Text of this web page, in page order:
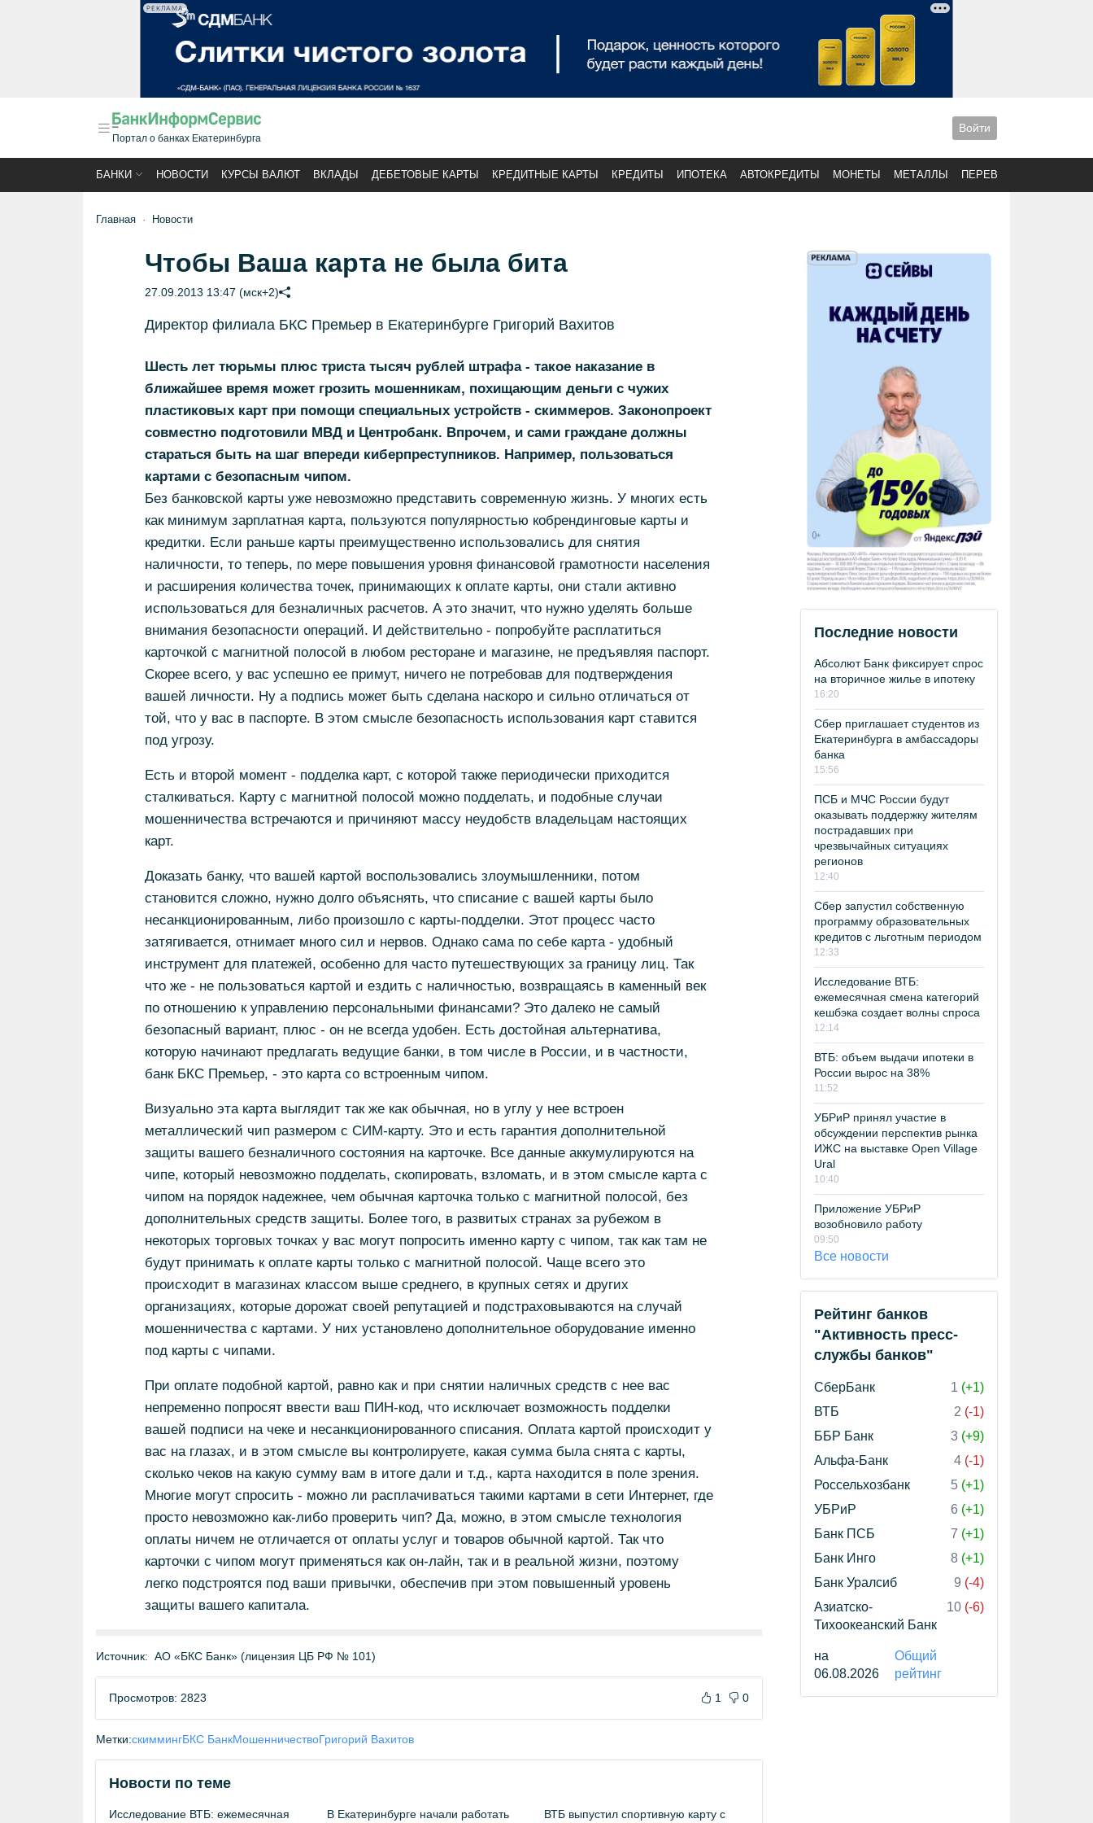
РЕКЛАМА
Портал о банках Екатеринбурга
Войти
БАНКИ НОВОСТИ КУРСЫ ВАЛЮТ ВКЛАДЫ ДЕБЕТОВЫЕ КАРТЫ КРЕДИТНЫЕ КАРТЫ КРЕДИТЫ ИПОТЕКА АВТОКРЕДИТЫ МОНЕТЫ МЕТАЛЛЫ ПЕРЕВОДЫ
Главная Новости
Чтобы Ваша карта не была бита
27.09.2013 13:47 (мск+2)
Директор филиала БКС Премьер в Екатеринбурге Григорий Вахитов
Шесть лет тюрьмы плюс триста тысяч рублей штрафа - такое наказание в
ближайшее время может грозить мошенникам, похищающим деньги с чужих
пластиковых карт при помощи специальных устройств - скиммеров. Законопроект
совместно подготовили МВД и Центробанк. Впрочем, и сами граждане должны
стараться быть на шаг впереди киберпреступников. Например, пользоваться
картами с безопасным чипом.
Без банковской карты уже невозможно представить современную жизнь. У многих есть
как минимум зарплатная карта, пользуются популярностью кобрендинговые карты и
кредитки. Если раньше карты преимущественно использовались для снятия
наличности, то теперь, по мере повышения уровня финансовой грамотности населения
и расширения количества точек, принимающих к оплате карты, они стали активно
использоваться для безналичных расчетов. А это значит, что нужно уделять больше
внимания безопасности операций. И действительно - попробуйте расплатиться
карточкой с магнитной полосой в любом ресторане и магазине, не предъявляя паспорт.
Скорее всего, у вас успешно ее примут, ничего не потребовав для подтверждения
вашей личности. Ну а подпись может быть сделана наскоро и сильно отличаться от
той, что у вас в паспорте. В этом смысле безопасность использования карт ставится
под угрозу.
Есть и второй момент - подделка карт, с которой также периодически приходится
сталкиваться. Карту с магнитной полосой можно подделать, и подобные случаи
мошенничества встречаются и причиняют массу неудобств владельцам настоящих
карт.
Доказать банку, что вашей картой воспользовались злоумышленники, потом
становится сложно, нужно долго объяснять, что списание с вашей карты было
несанкционированным, либо произошло с карты-подделки. Этот процесс часто
затягивается, отнимает много сил и нервов. Однако сама по себе карта - удобный
инструмент для платежей, особенно для часто путешествующих за границу лиц. Так
что же - не пользоваться картой и ездить с наличностью, возвращаясь в каменный век
по отношению к управлению персональными финансами? Это далеко не самый
безопасный вариант, плюс - он не всегда удобен. Есть достойная альтернатива,
которую начинают предлагать ведущие банки, в том числе в России, и в частности,
банк БКС Премьер, - это карта со встроенным чипом.
Визуально эта карта выглядит так же как обычная, но в углу у нее встроен
металлический чип размером с СИМ-карту. Это и есть гарантия дополнительной
защиты вашего безналичного состояния на карточке. Все данные аккумулируются на
чипе, который невозможно подделать, скопировать, взломать, и в этом смысле карта с
чипом на порядок надежнее, чем обычная карточка только с магнитной полосой, без
дополнительных средств защиты. Более того, в развитых странах за рубежом в
некоторых торговых точках у вас могут попросить именно карту с чипом, так как там не
будут принимать к оплате карты только с магнитной полосой. Чаще всего это
происходит в магазинах классом выше среднего, в крупных сетях и других
организациях, которые дорожат своей репутацией и подстраховываются на случай
мошенничества с картами. У них установлено дополнительное оборудование именно
под карты с чипами.
При оплате подобной картой, равно как и при снятии наличных средств с нее вас
непременно попросят ввести ваш ПИН-код, что исключает возможность подделки
вашей подписи на чеке и несанкционированного списания. Оплата картой происходит у
вас на глазах, и в этом смысле вы контролируете, какая сумма была снята с карты,
сколько чеков на какую сумму вам в итоге дали и т.д., карта находится в поле зрения.
Многие могут спросить - можно ли расплачиваться такими картами в сети Интернет, где
просто невозможно как-либо проверить чип? Да, можно, в этом смысле технология
оплаты ничем не отличается от оплаты услуг и товаров обычной картой. Так что
карточки с чипом могут применяться как он-лайн, так и в реальной жизни, поэтому
легко подстроятся под ваши привычки, обеспечив при этом повышенный уровень
защиты вашего капитала.
Источник: АО «БКС Банк» (лицензия ЦБ РФ № 101)
Просмотров: 2823 1 0
Метки:скиммингБКС БанкМошенничествоГригорий Вахитов
Новости по теме
Исследование ВТБ: ежемесячная В Екатеринбурге начали работать ВТБ выпустил спортивную карту с
Последние новости
Абсолют Банк фиксирует спрос
на вторичное жилье в ипотеку
16:20
Сбер приглашает студентов из
Екатеринбурга в амбассадоры
банка
15:56
ПСБ и МЧС России будут
оказывать поддержку жителям
пострадавших при
чрезвычайных ситуациях
регионов
12:40
Сбер запустил собственную
программу образовательных
кредитов с льготным периодом
12:33
Исследование ВТБ:
ежемесячная смена категорий
кешбэка создает волны спроса
12:14
ВТБ: объем выдачи ипотеки в
России вырос на 38%
11:52
УБРиР принял участие в
обсуждении перспектив рынка
ИЖС на выставке Open Village
Ural
10:40
Приложение УБРиР
возобновило работу
09:50
Все новости
Рейтинг банков
"Активность пресс-
службы банков"
СберБанк 1 (+1)
ВТБ
2 (-1)
ББР Банк
3 (+9)
Альфа-Банк
4 (-1)
Россельхозбанк
5 (+1)
УБРиР
6 (+1)
Банк ПСБ
7 (+1)
Банк Инго
8 (+1)
Банк Уралсиб
9 (-4)
Азиатско-
Тихоокеанский Банк
10 (-6)
на
06.08.2026
Общий
рейтинг